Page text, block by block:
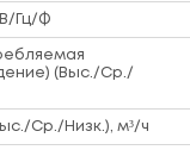
Гц/Ф
(Выс./Ср./
Ср./Низк.), м³/ч